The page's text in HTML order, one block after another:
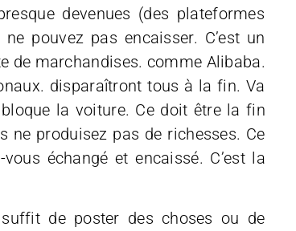
devenues (des plateformes
pouvez pas encaisser. C’est un
de marchandises. comme Alibaba.
disparaîtront tous à la fin. Va
la voiture. Ce doit être la fin
ne produisez pas de richesses. Ce
vous échangé et encaissé. C’est la
de poster des choses ou de